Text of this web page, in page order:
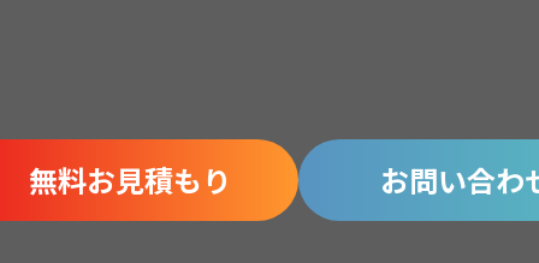
無料お見積もり お問い合わ